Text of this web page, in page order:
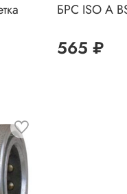
БРС ISO A
565 ₽